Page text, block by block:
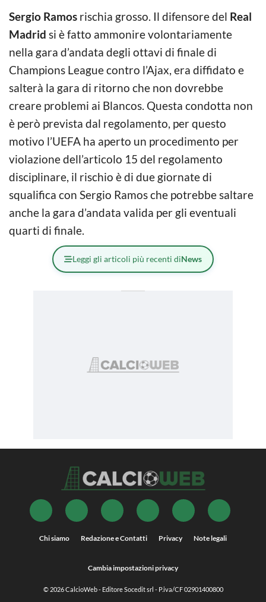
Sergio Ramos rischia grosso. Il difensore del Real
Madrid si è fatto ammonire volontariamente
nella gara d’andata degli ottavi di finale di
Champions League contro l’Ajax, era diffidato e
salterà la gara di ritorno che non dovrebbe
creare problemi ai Blancos. Questa condotta non
è però prevista dal regolamento, per questo
motivo l’UEFA ha aperto un procedimento per
violazione dell’articolo 15 del regolamento
disciplinare, il rischio è di due giornate di
squalifica con Sergio Ramos che potrebbe saltare
anche la gara d’andata valida per gli eventuali
quarti di finale.
Leggi gli articoli più recenti diNews
Chi siamo Redazione e Contatti Privacy Note legali
Cambia impostazioni privacy
© 2026CalcioWeb- Editore Socedit srl - P.iva/CF 02901400800